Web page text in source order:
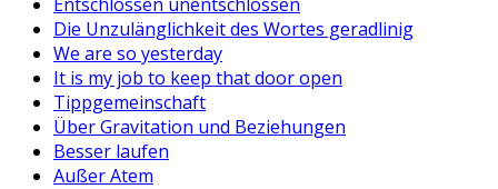
Die Unzulänglichkeit des Wortes geradlinig
We are so yesterday
It is my job to keep that door open
Tippgemeinschaft
Über Gravitation und Beziehungen
Besser laufen
Außer Atem